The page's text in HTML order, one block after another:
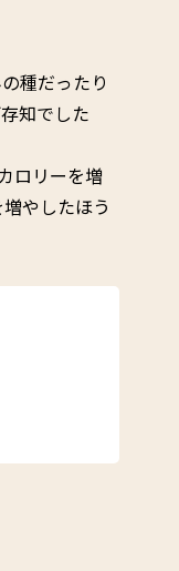
種だったり
知でした
ロリーを増
やしたほう